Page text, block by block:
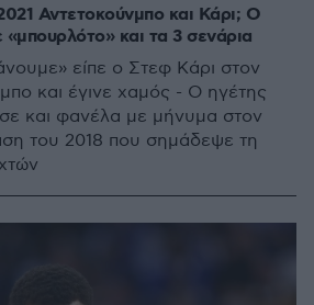
Αντετοκούνμπο και Κάρι; Ο
και τα 3 σενάρια
είπε ο Στεφ Κάρι στον
και έγινε χαμός - Ο ηγέτης
και φανέλα με μήνυμα στον
του 2018 που σημάδεψε τη